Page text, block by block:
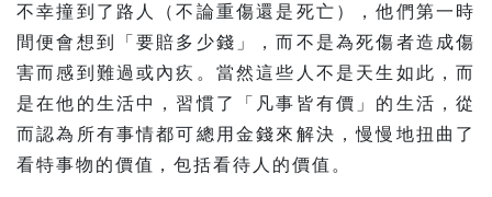
不幸撞到了路人（不論重傷還是死亡），他們第一時
間便會想到「要賠多少錢」，而不是為死傷者造成傷
害而感到難過或內疚。當然這些人不是天生如此，而
是在他的生活中，習慣了「凡事皆有價」的生活，從
而認為所有事情都可總用金錢來解決，慢慢地扭曲了
看特事物的價值，包括看待人的價值。